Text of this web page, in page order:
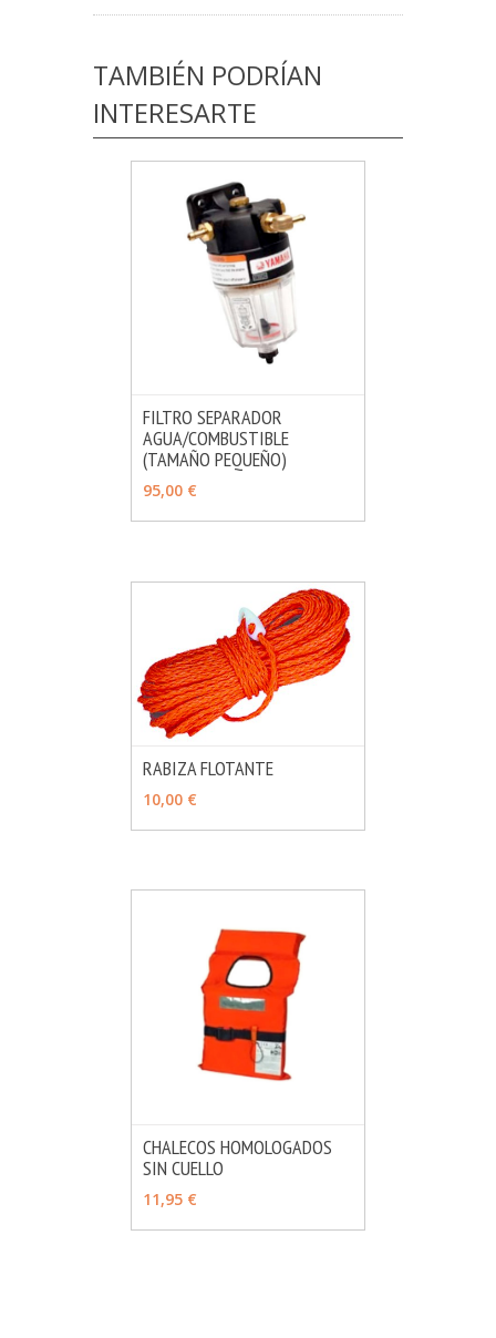
TAMBIÉN PODRÍAN
INTERESARTE
VER OPCIONES
FILTRO SEPARADOR
AGUA/COMBUSTIBLE
(TAMAÑO PEQUEÑO)
95,00 €
RABIZA FLOTANTE
10,00 €
VER OPCIONES
CHALECOS HOMOLOGADOS
SIN CUELLO
11,95 €